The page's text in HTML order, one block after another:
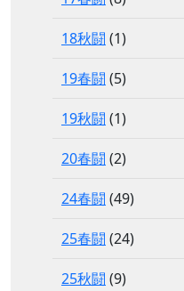
18秋闘 (1)
19春闘 (5)
19秋闘 (1)
20春闘 (2)
24春闘 (49)
25春闘 (24)
25秋闘 (9)